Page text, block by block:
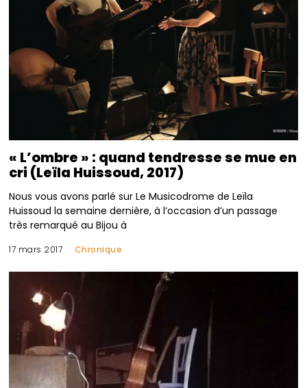
« L’ombre » : quand tendresse se mue en
cri (Leïla Huissoud, 2017)
Nous vous avons parlé sur Le Musicodrome de Leïla
Huissoud la semaine dernière, à l’occasion d’un passage
très remarqué au Bijou à
17 mars 2017 Chronique